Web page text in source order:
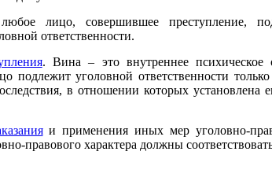
лицо, совершившее преступление,
ответственности.
. Вина – это внутреннее
подлежит уголовной ответственности
в отношении которых установлена
и применения иных мер уголовно-
правового характера должны